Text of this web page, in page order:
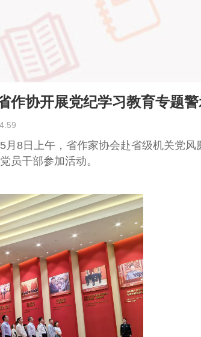
协开展党纪学习教育专题
8日上午， 省作家协会赴省级机关党风
员干部参加活动。